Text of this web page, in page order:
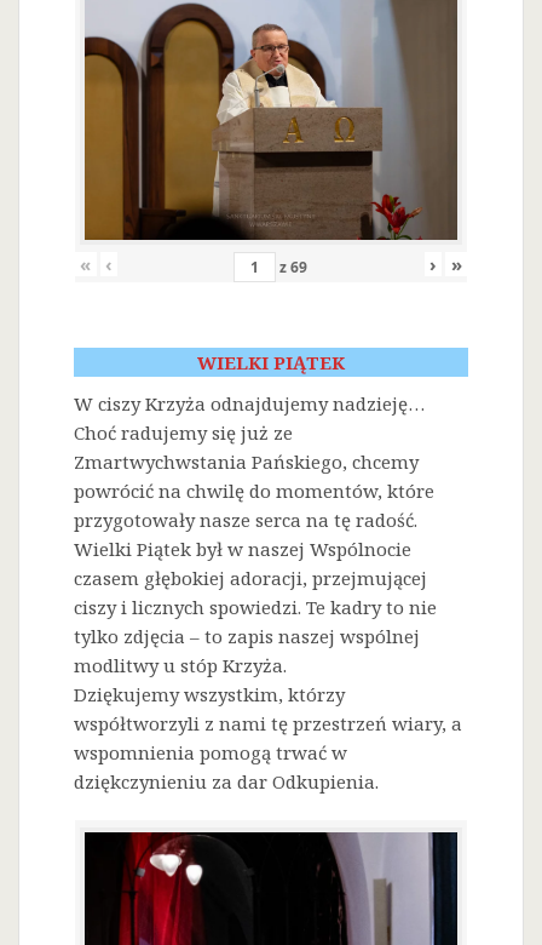
« ‹ z69 › »
WIELKI PIĄTEK
W ciszy Krzyża odnajdujemy nadzieję…
Choć radujemy się już ze
Zmartwychwstania Pańskiego, chcemy
powrócić na chwilę do momentów, które
przygotowały nasze serca na tę radość.
Wielki Piątek był w naszej Wspólnocie
czasem głębokiej adoracji, przejmującej
ciszy i licznych spowiedzi. Te kadry to nie
tylko zdjęcia – to zapis naszej wspólnej
modlitwy u stóp Krzyża.
Dziękujemy wszystkim, którzy
współtworzyli z nami tę przestrzeń wiary, a
wspomnienia pomogą trwać w
dziękczynieniu za dar Odkupienia.